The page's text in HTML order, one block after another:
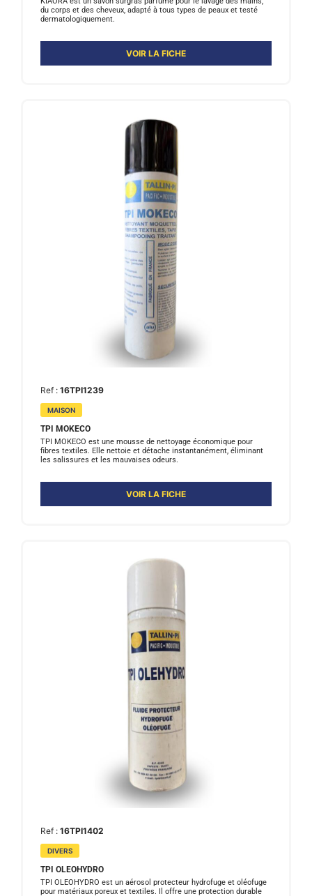
du corps et des cheveux, adapté à tous types de peaux et testé
dermatologiquement.
VOIR LA FICHE
Ref : 16TPI1239
MAISON
TPI MOKECO
TPI MOKECO est une mousse de nettoyage économique pour
fibres textiles. Elle nettoie et détache instantanément, éliminant
les salissures et les mauvaises odeurs.
VOIR LA FICHE
Ref : 16TPI1402
DIVERS
TPI OLEOHYDRO
TPI OLEOHYDRO est un aérosol protecteur hydrofuge et oléofuge
pour matériaux poreux et textiles. Il offre une protection durable